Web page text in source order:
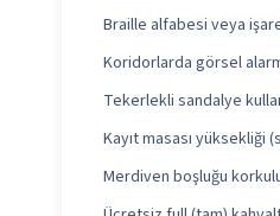
Braille alfabesi veya
Koridorlarda görsel
Tekerlekli sandalye
Kayıt masası yüksekliği
Merdiven boşluğu